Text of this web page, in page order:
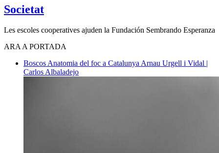
Societat
Les escoles cooperatives ajuden la Fundación Sembrando Esperanza
ARA A PORTADA
Boscos Anatomia del foc a Catalunya Arnau Urgell i Vidal |
Carlos Albaladejo